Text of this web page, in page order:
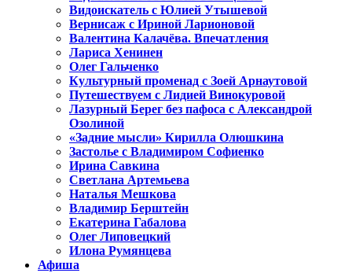
Видоискатель с Юлией Утышевой
Вернисаж с Ириной Ларионовой
Валентина Калачёва. Впечатления
Лариса Хенинен
Олег Гальченко
Культурный променад с Зоей Арнаутовой
Путешествуем с Лидией Винокуровой
Лазурный Берег без пафоса с Александрой
Озолиной
«Задние мысли» Кирилла Олюшкина
Застолье с Владимиром Софиенко
Ирина Савкина
Светлана Артемьева
Наталья Мешкова
Владимир Берштейн
Екатерина Габалова
Олег Липовецкий
Илона Румянцева
Афиша